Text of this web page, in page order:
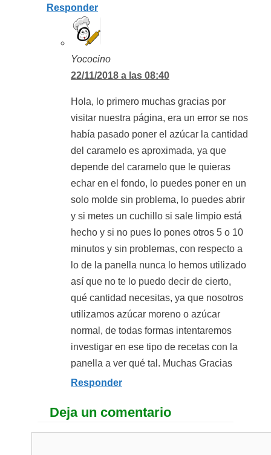
Responder
Yococino
22/11/2018 a las 08:40
Hola, lo primero muchas gracias por
visitar nuestra página, era un error se nos
había pasado poner el azúcar la cantidad
del caramelo es aproximada, ya que
depende del caramelo que le quieras
echar en el fondo, lo puedes poner en un
solo molde sin problema, lo puedes abrir
y si metes un cuchillo si sale limpio está
hecho y si no pues lo pones otros 5 o 10
minutos y sin problemas, con respecto a
lo de la panella nunca lo hemos utilizado
así que no te lo puedo decir de cierto,
qué cantidad necesitas, ya que nosotros
utilizamos azúcar moreno o azúcar
normal, de todas formas intentaremos
investigar en ese tipo de recetas con la
panella a ver qué tal. Muchas Gracias
Responder
Deja un comentario